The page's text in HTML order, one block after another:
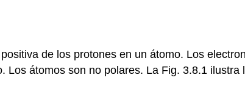
de los protones en un átomo. Los
átomos son no polares. La Fig. 3.8.1